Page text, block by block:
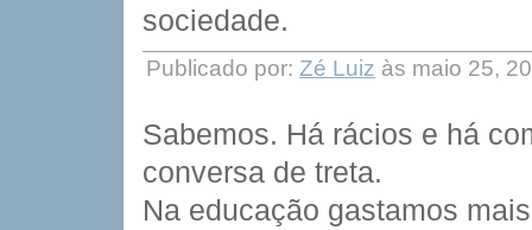
sociedade.
Publicado por: Zé Luiz às maio 25,
Sabemos. Há rácios e há
conversa de treta.
Na educação gastamos